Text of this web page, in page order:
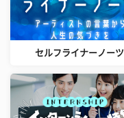
セルフライナーノーツ